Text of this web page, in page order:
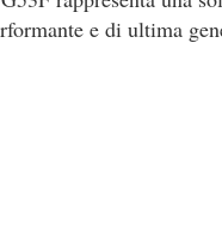
e di ultima